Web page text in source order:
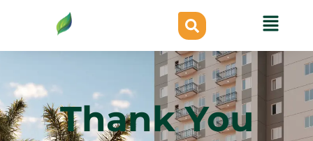
Thank You